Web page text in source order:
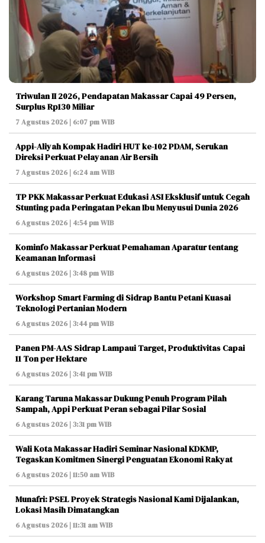
Triwulan II 2026, Pendapatan Makassar Capai 49 Persen,
Surplus Rp130 Miliar
7 Agustus 2026 | 6:07 pm WIB
Appi-Aliyah Kompak Hadiri HUT ke-102 PDAM, Serukan
Direksi Perkuat Pelayanan Air Bersih
7 Agustus 2026 | 6:24 am WIB
TP PKK Makassar Perkuat Edukasi ASI Eksklusif untuk Cegah
Stunting pada Peringatan Pekan Ibu Menyusui Dunia 2026
6 Agustus 2026 | 4:54 pm WIB
Kominfo Makassar Perkuat Pemahaman Aparatur tentang
Keamanan Informasi
6 Agustus 2026 | 3:48 pm WIB
Workshop Smart Farming di Sidrap Bantu Petani Kuasai
Teknologi Pertanian Modern
6 Agustus 2026 | 3:44 pm WIB
Panen PM-AAS Sidrap Lampaui Target, Produktivitas Capai
11 Ton per Hektare
6 Agustus 2026 | 3:41 pm WIB
Karang Taruna Makassar Dukung Penuh Program Pilah
Sampah, Appi Perkuat Peran sebagai Pilar Sosial
6 Agustus 2026 | 3:31 pm WIB
Wali Kota Makassar Hadiri Seminar Nasional KDKMP,
Tegaskan Komitmen Sinergi Penguatan Ekonomi Rakyat
6 Agustus 2026 | 11:50 am WIB
Munafri: PSEL Proyek Strategis Nasional Kami Dijalankan,
Lokasi Masih Dimatangkan
6 Agustus 2026 | 11:31 am WIB